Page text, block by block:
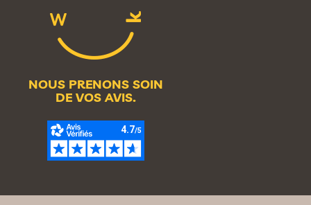
NOUS PRENONS SOIN
DE VOS AVIS.